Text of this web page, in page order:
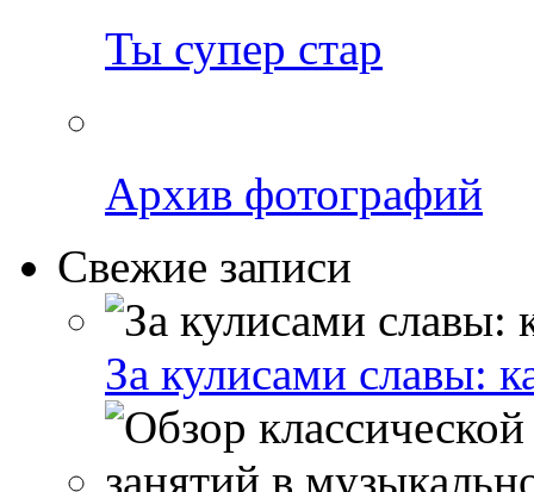
Ты супер стар
Архив фотографий
Свежие записи
За кулисами славы: